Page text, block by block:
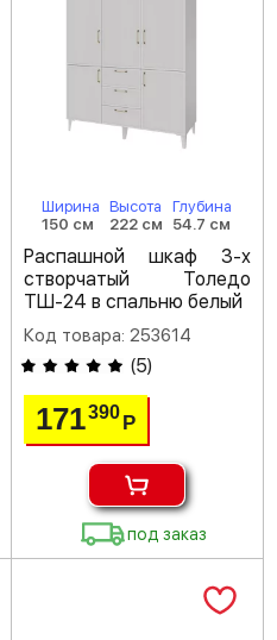
Ширина
150 см
Высота
222 см
Глубина
54.7 см
Распашной шкаф 3-х
створчатый Толедо
ТШ-24 в спальню белый
Код товара: 253614
(5)
171390 Р
под заказ